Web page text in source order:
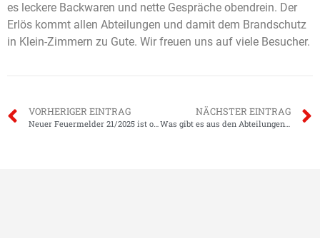
es leckere Backwaren und nette Gespräche obendrein. Der
Erlös kommt allen Abteilungen und damit dem Brandschutz
in Klein-Zimmern zu Gute. Wir freuen uns auf viele Besucher.
VORHERIGER EINTRAG
Neuer Feuermelder 21/2025 ist online
NÄCHSTER EINTRAG
Was gibt es aus den Abteilungen der Klein-Zimmerner Feuerwehr für 2024 zu berichten